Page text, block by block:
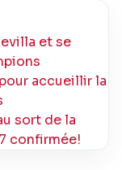
et se
accueillir la
sort de la
confirmée!